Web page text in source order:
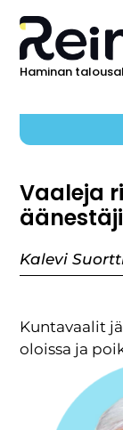
Haminan
Vaaleja
Kalevi
Kuntavaalit
oloissa ja